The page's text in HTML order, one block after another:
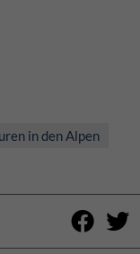
in den Alpen